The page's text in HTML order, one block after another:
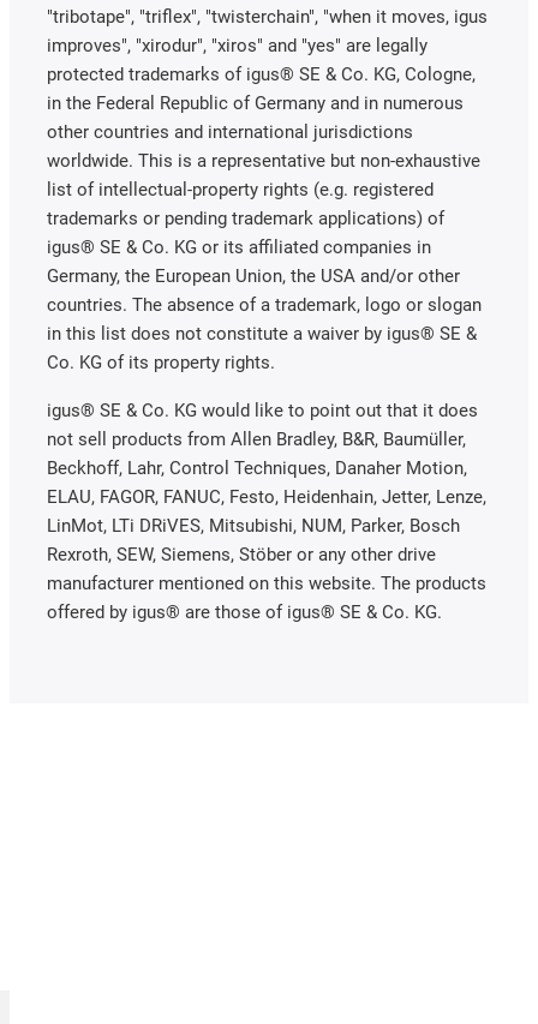
"tribotape", "triflex", "twisterchain", "when it moves, igus
improves", "xirodur", "xiros" and "yes" are legally
protected trademarks of igus® SE & Co. KG, Cologne,
in the Federal Republic of Germany and in numerous
other countries and international jurisdictions
worldwide. This is a representative but non-exhaustive
list of intellectual-property rights (e.g. registered
trademarks or pending trademark applications) of
igus® SE & Co. KG or its affiliated companies in
Germany, the European Union, the USA and/or other
countries. The absence of a trademark, logo or slogan
in this list does not constitute a waiver by igus® SE &
Co. KG of its property rights.
igus® SE & Co. KG would like to point out that it does
not sell products from Allen Bradley, B&R, Baumüller,
Beckhoff, Lahr, Control Techniques, Danaher Motion,
ELAU, FAGOR, FANUC, Festo, Heidenhain, Jetter, Lenze,
LinMot, LTi DRiVES, Mitsubishi, NUM, Parker, Bosch
Rexroth, SEW, Siemens, Stöber or any other drive
manufacturer mentioned on this website. The products
offered by igus® are those of igus® SE & Co. KG.